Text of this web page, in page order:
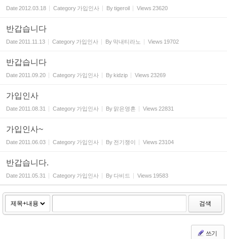
Date2012.03.18 Category 가입인사 Bytigeroil Views 23620
반갑습니다
Date2011.11.13 Category 가입인사 By 막내티라노 Views 19702
반갑습니다
Date2011.09.20 Category 가입인사 Bykidzip Views 23269
가입인사
Date2011.08.31 Category 가입인사 By 맑은영혼 Views 22831
가입인사~
Date2011.06.03 Category 가입인사 By 전기쟁이 Views 23104
반갑습니다.
Date2011.05.31 Category 가입인사 By 다비드 Views 19583
검색
쓰기